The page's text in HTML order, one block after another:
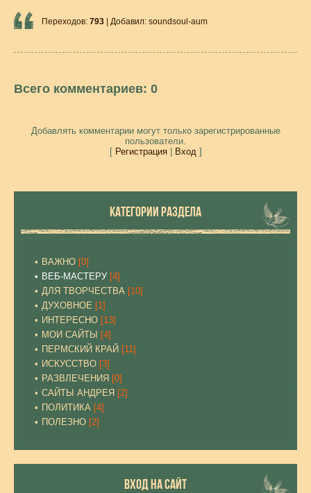
Переходов: 793 Добавил: soundsoul-aum
Всего комментариев: 0
Добавлять комментарии могут только зарегистрированные
пользователи.
[ Регистрация| Вход]
КАТЕГОРИИ РАЗДЕЛА
ВАЖНО [0]
ВЕБ-МАСТЕРУ [4]
ДЛЯ ТВОРЧЕСТВА [10]
ДУХОВНОЕ [1]
ИНТЕРЕСНО [13]
МОИ САЙТЫ
[4]
ПЕРМСКИЙ КРАЙ [11]
ИСКУССТВО [3]
РАЗВЛЕЧЕНИЯ [0]
САЙТЫ АНДРЕЯ [2]
ПОЛИТИКА [4]
ПОЛЕЗНО [2]
ВХОД НА САЙТ